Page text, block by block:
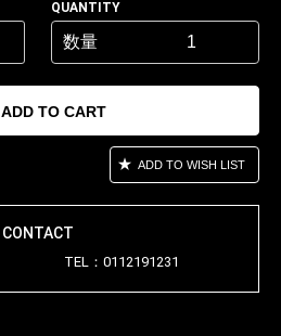
QUANTITY
数量
ADD TO CART
ADD TO WISH LIST
CONTACT
TEL：0112191231